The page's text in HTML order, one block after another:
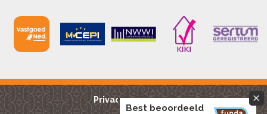
Privacy reglement
Best beoordeeld